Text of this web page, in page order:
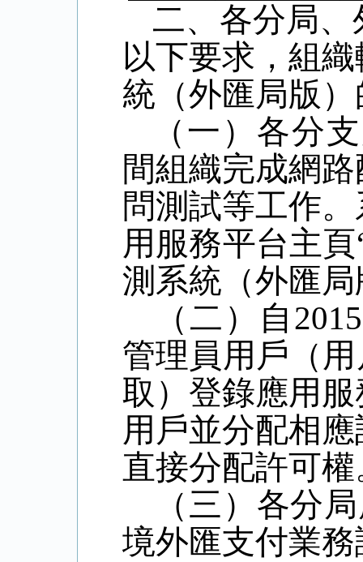
二、各分局
以下要求，組
統（外匯局版
（一）各分
間組織完成網
問測試等工作
用服務平台主
測系統（外匯
（二）自
管理員用戶（
取）登錄應用
用戶並分配相
直接分配許可權
（三）各分
境外匯支付業